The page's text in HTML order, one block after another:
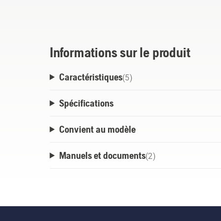
Informations sur le produit
Caractéristiques(5)
Spécifications
Convient au modèle
Manuels et documents(2)